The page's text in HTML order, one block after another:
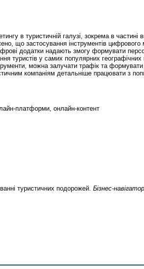
в туристичній галузі, зокрема в
що застосування інструментів цифрового
додатки надають змогу формувати
туристів у самих популярних
можна залучати трафік та формувати
компаніям детальніше працювати з
платформи, онлайн-контент
туристичних подорожей. Бізнес-навігатор